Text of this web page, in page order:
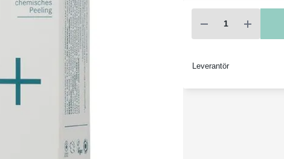
Leverantör